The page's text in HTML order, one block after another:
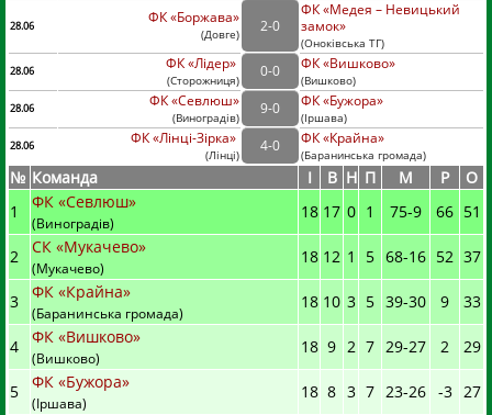
28.06
ФК «Боржава»
(Довге)
2-0
ФК «Медея – Невицький
замок»
(Оноківська ТГ)
28.06
ФК «Лідер»
(Сторожниця)
0-0 ФК «Вишково»
(Вишково)
28.06
ФК «Севлюш»
(Виноградів)
9-0 ФК «Бужора»
(Іршава)
28.06
ФК «Лінці-Зірка»
(Лінці)
4-0 ФК «Крайна»
(Баранинська громада)
№ Команда I В Н П М Р
О
1
ФК «Севлюш»
(Виноградів)
18 17 0 1 75-9 66 51
2 СК «Мукачево»
(Мукачево)
18 12 1 5 68-16 52 37
3 ФК «Крайна»
(Баранинська громада)
18 10 3 5 39-30 9 33
4 ФК «Вишково»
(Вишково)
18 9 2 7 29-27 2 29
5 ФК «Бужора»
(Іршава)
18 8 3 7 23-26 -3 27